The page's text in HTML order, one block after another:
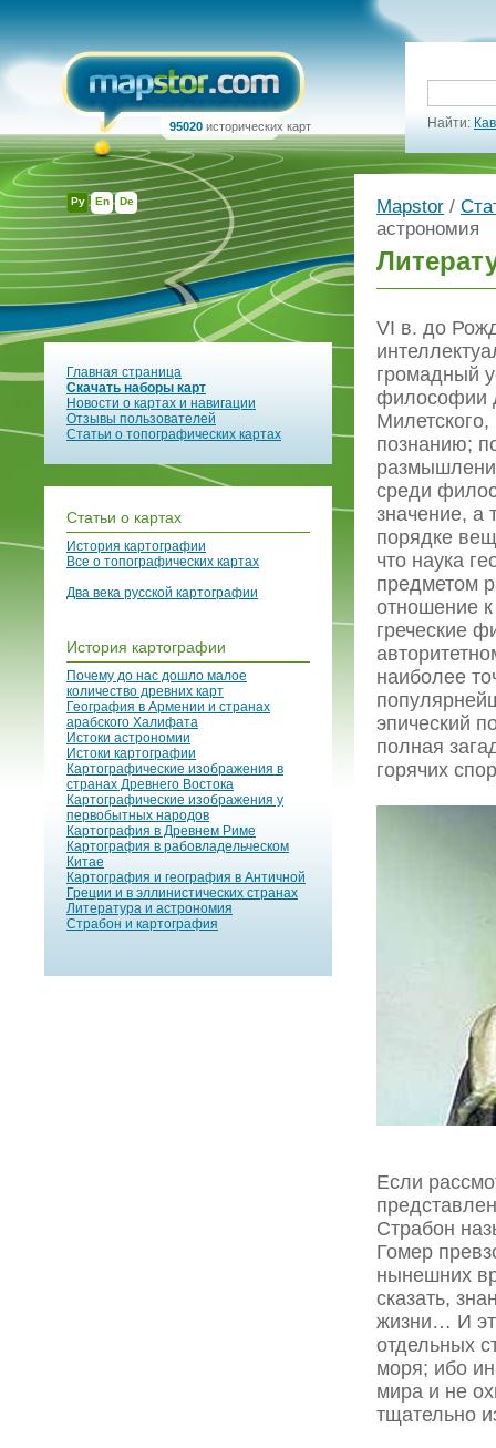
Ру En De
95020 исторических карт Найти:
Главная страница
Скачать наборы карт
Новости о картах и навигации
Отзывы пользователей
Статьи о топографических картах
Статьи о картах
История картографии
Все о топографических картах
Два века русской картографии
История картографии
Почему до нас дошло малое
количество древних карт
География в Армении и странах
арабского Халифата
Истоки астрономии
Истоки картографии
Картографические изображения в
странах Древнего Востока
Картографические изображения у
первобытных народов
Картография в Древнем Риме
Картография в рабовладельческом
Китае
Картография и география в Античной
Греции и в эллинистических странах
Литература и астрономия
Страбон и картография
Mapstor /
астрономия
VI в. до
громадный
философии
познанию;
среди
значение, а
порядке
что наука
предметом
отношение
греческие
наиболее
эпический
полная
горячих
Если
Страбон
Гомер
нынешних
сказать,
жизни… И
отдельных
моря; ибо
мира и не
тщательно